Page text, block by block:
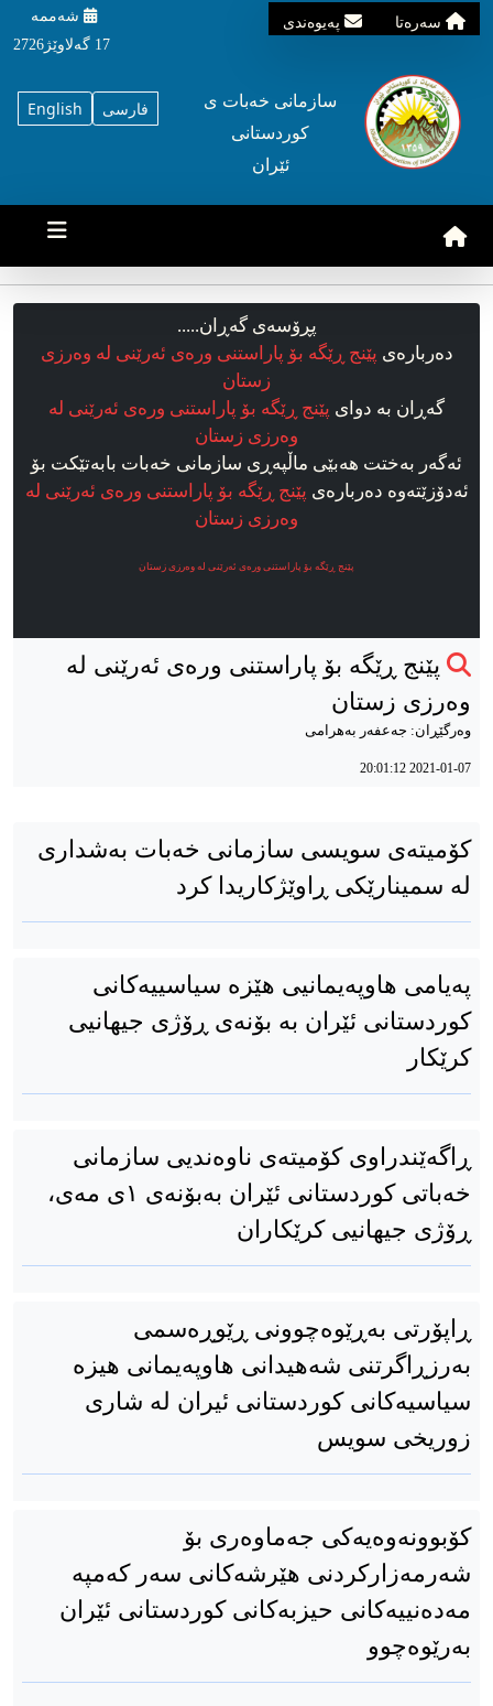
سه‌ره‌تا په‌یوه‌ندی
شه‌ممه‌
17 گه‌لاوێژ2726
English فارسی
سازمانی خه‌بات ی
کوردستانی
ئێران
پڕۆسه‌ی گه‌ڕان.....
ده‌رباره‌ی پێنج ڕێگە بۆ پاراستنی ورەی ئەرێنی لە وەرزی
زستان
گه‌ڕان به دوای پێنج ڕێگە بۆ پاراستنی ورەی ئەرێنی لە
وەرزی زستان
ئه‌گه‌ر به‌ختت هه‌بێی ماڵپه‌ڕی سازمانی خه‌بات بابه‌تێکت بۆ
ئه‌دۆزێته‌وه‌ ده‌رباره‌ی پێنج ڕێگە بۆ پاراستنی ورەی ئەرێنی لە
وەرزی زستان
پێنج ڕێگە بۆ پاراستنی ورەی ئەرێنی لە وەرزی زستان
پێنج ڕێگە بۆ پاراستنی ورەی ئەرێنی لە
وەرزی زستان
وەرگێڕان: جەعفەر بەهرامی
2021-01-07 20:01:12
کۆمیتەی سویسی سازمانی خەبات بەشداری
لە سمینارێکی ڕاوێژکاریدا کرد
پەیامی هاوپەیمانیی هێزە سیاسییەکانی
کوردستانی ئێران بە بۆنەی ڕۆژی جیهانیی
کرێکار
ڕاگەێندراوی کۆمیتەی ناوەندیی سازمانی
خەباتی کوردستانی ئێران بەبۆنەی ١ی مەی،
ڕۆژی جیهانیی کرێکاران
ڕاپۆرتی بەڕێوەچوونی ڕێوڕەسمی
بەرزڕاگرتنی شەهیدانی هاوپەیمانی هیزە
سیاسیەکانی کوردستانی ئیران لە شاری
زوریخی سویس
کۆبوونەوەیەکی جەماوەری بۆ
شەرمەزارکردنی هێرشەکانی سەر کەمپە
مەدەنییەکانی حیزبەکانی کوردستانی ئێران
بەرێوەچوو